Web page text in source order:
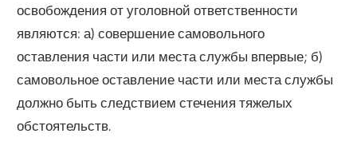
освобождения от уголовной ответственности
являются: а) совершение самовольного
оставления части или места службы впервые; б)
самовольное оставление части или места службы
должно быть следствием стечения тяжелых
обстоятельств.